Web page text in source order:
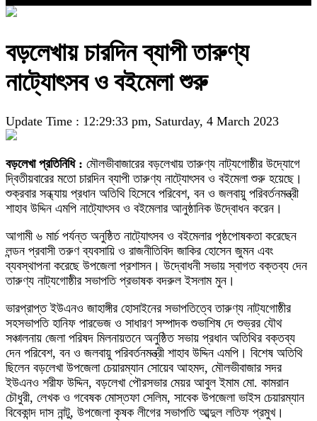
বড়লেখায় চারদিন ব্যাপী তারুণ্য
নাট্যোৎসব ও বইমেলা শুরু
Update Time : 12:29:33 pm, Saturday, 4 March 2023
বড়লেখা প্রতিনিধি : মৌলভীবাজারের বড়লেখায় তারুণ্য নাট্যগোষ্ঠীর উদ্যোগে
দ্বিতীয়বারের মতো চারদিন ব্যাপী তারুণ্য নাট্যোৎসব ও বইমেলা শুরু হয়েছে।
শুক্রবার সন্ধ্যায় প্রধান অতিথি হিসেবে পরিবেশ, বন ও জলবায়ু পরিবর্তনমন্ত্রী
শাহাব উদ্দিন এমপি নাট্যোৎসব ও বইমেলার আনুষ্ঠানিক উদ্বোধন করেন।
আগামী ৬ মার্চ পর্যন্ত অনুষ্ঠিত নাট্যোৎসব ও বইমেলার পৃষ্ঠপোষকতা করেছেন
লন্ডন প্রবাসী তরুণ ব্যবসায়ি ও রাজনীতিবিদ জাকির হোসেন জুমন এবং
ব্যবস্থাপনা করেছে উপজেলা প্রশাসন। উদ্বোধনী সভায় স্বাগত বক্তব্য দেন
তারুণ্য নাট্যগোষ্ঠীর সভাপতি প্রভাষক বদরুল ইসলাম মুন।
ভারপ্রাপ্ত ইউএনও জাহাঙ্গীর হোসাইনের সভাপতিত্বে তারুণ্য নাট্যগোষ্ঠীর
সহসভাপতি হানিফ পারভেজ ও সাধারণ সম্পাদক শুভাশিষ দে শুভ্রর যৌথ
সঞ্চালনায় জেলা পরিষদ মিলনায়তনে অনুষ্ঠিত সভায় প্রধান অতিথির বক্তব্য
দেন পরিবেশ, বন ও জলবায়ু পরিবর্তনমন্ত্রী শাহাব উদ্দিন এমপি। বিশেষ অতিথি
ছিলেন বড়লেখা উপজেলা চেয়ারম্যান সোয়েব আহমদ, মৌলভীবাজার সদর
ইউএনও শরীফ উদ্দিন, বড়লেখা পৌরসভার মেয়র আবুল ইমাম মো. কামরান
চৌধুরী, লেখক ও গবেষক মোস্তফা সেলিম, সাবেক উপজেলা ভাইস চেয়ারম্যান
বিবেকান্দ দাস নান্টু, উপজেলা কৃষক লীগের সভাপতি আব্দুল লতিফ প্রমুখ।